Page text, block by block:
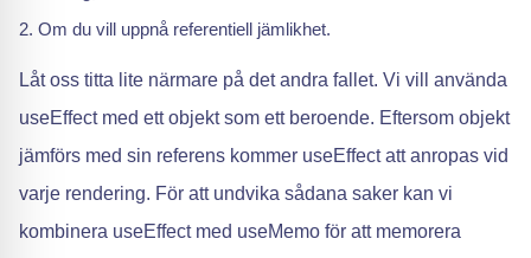
Om du vill uppnå referentiell jämlikhet.
Låt oss titta lite närmare på det andra fallet. Vi vill använda
useEffect med ett objekt som ett beroende. Eftersom objekt
jämförs med sin referens kommer useEffect att anropas vid
varje rendering. För att undvika sådana saker kan vi
kombinera useEffect med useMemo för att memorera